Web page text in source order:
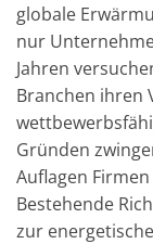
globale
nur
Jahren
Branchen ihren
Gründen
Auflagen
Bestehende
zur